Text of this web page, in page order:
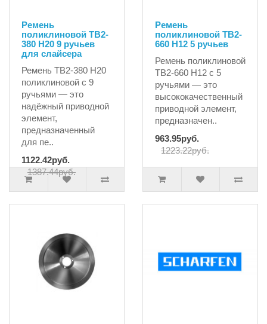
Ремень
поликлиновой TB2-
380 H20 9 ручьев
для слайсера
Ремень TB2-380 H20
поликлиновой с 9
ручьями — это
надёжный приводной
элемент,
предназначенный
для пе..
1122.42руб.
1387.44руб.
Ремень
поликлиновой TB2-
660 H12 5 ручьев
Ремень поликлиновой
TB2-660 H12 с 5
ручьями — это
высококачественный
приводной элемент,
предназначен..
963.95руб.
1223.22руб.